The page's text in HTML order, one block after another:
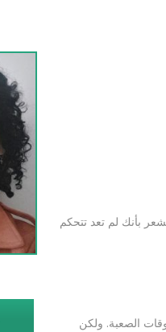
بأنك لم تعد تتحكم
الصعبة. ولكن